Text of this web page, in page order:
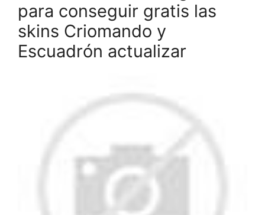
para conseguir gratis las
skins Criomando y
Escuadrón actualizar